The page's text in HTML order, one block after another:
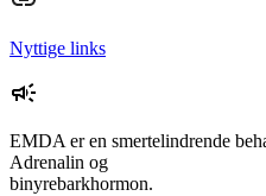
Nyttige links
EMDA er en smertelindrende
Adrenalin og
binyrebarkhormon.